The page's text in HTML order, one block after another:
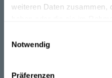
weiteren Daten zusammen,
Notwendig
Präferenzen
Ruppaner wird in den